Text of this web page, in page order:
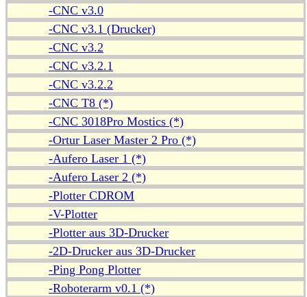
-CNC v3.0
-CNC v3.1 (Drucker)
-CNC v3.2
-CNC v3.2.1
-CNC v3.2.2
-CNC T8 (*)
-CNC 3018Pro Mostics (*)
-Ortur Laser Master 2 Pro (*)
-Aufero Laser 1 (*)
-Aufero Laser 2 (*)
-Plotter CDROM
-V-Plotter
-Plotter aus 3D-Drucker
-2D-Drucker aus 3D-Drucker
-Ping Pong Plotter
-Roboterarm v0.1 (*)